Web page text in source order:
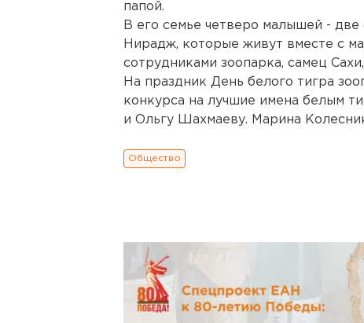
папой.
В его семье четверо малышей -
Нирадж, которые живут вместе с
сотрудниками зоопарка, самец
На праздник День белого тигра
конкурса на лучшие имена белым
и Ольгу Шахмаеву. Марина
Общество